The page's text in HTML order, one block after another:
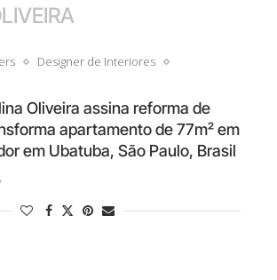
Designer de Interiores
Oliveira assina reforma de
apartamento de 77m² em
em Ubatuba, São Paulo, Brasil